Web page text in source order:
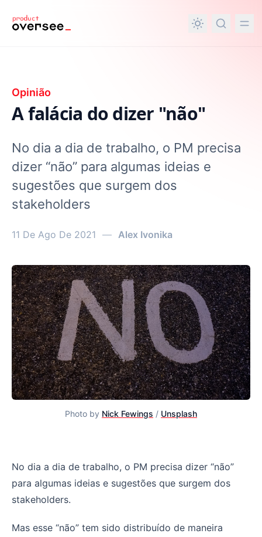
principal
Opinião
A falácia do dizer "não"
No dia a dia de trabalho, o PM precisa
dizer “não” para algumas ideias e
sugestões que surgem dos
stakeholders
11 De Ago De 2021 — Alex Ivonika
Photo by Nick Fewings / Unsplash
A falácia do dizer "não"
No dia a dia de trabalho, o PM precisa dizer “não”
para algumas ideias e sugestões que surgem dos
stakeholders.
Mas esse “não” tem sido distribuído de maneira